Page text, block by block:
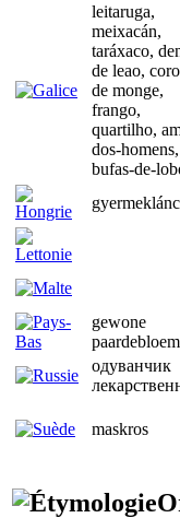
leitaruga,
meixacán,
taráxaco,
de leao,
de monge,
frango,
quartilho,
dos-homens,
bufas-de-
gewone
paardebloem
одуванчик
maskros